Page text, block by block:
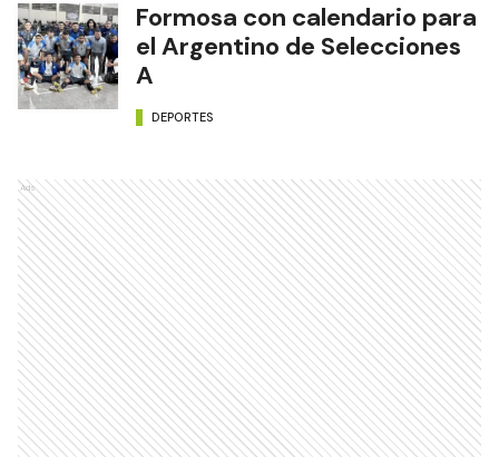
Formosa con calendario para
el Argentino de Selecciones
A
DEPORTES
Ads